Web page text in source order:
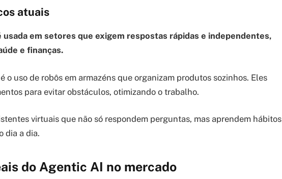
atuais
usada em setores que exigem respostas rápidas e independentes,
e finanças.
o uso de robôs em armazéns que organizam produtos sozinhos. Eles
para evitar obstáculos, otimizando o trabalho.
virtuais que não só respondem perguntas, mas aprendem hábitos
dia a dia.
do Agentic AI no mercado